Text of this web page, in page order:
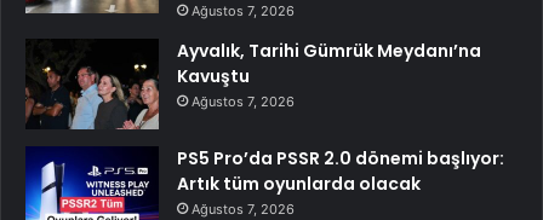
Ağustos 7, 2026
Ayvalık, Tarihi Gümrük Meydanı’na
Kavuştu
Ağustos 7, 2026
PS5 Pro’da PSSR 2.0 dönemi başlıyor:
Artık tüm oyunlarda olacak
Ağustos 7, 2026